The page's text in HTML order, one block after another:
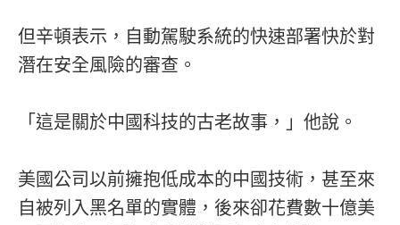
但辛頓表示，自動駕駛系統的快速部署快於對
潛在安全風險的審查。
「這是關於中國科技的古老故事，」他說。
美國公司以前擁抱低成本的中國技術，甚至來
自被列入黑名單的實體，後來卻花費數十億美